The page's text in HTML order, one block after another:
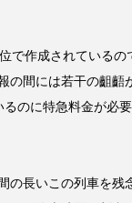
で作成されているの
の間には若干の齟齬
のに特急料金が必
の長いこの列車を残